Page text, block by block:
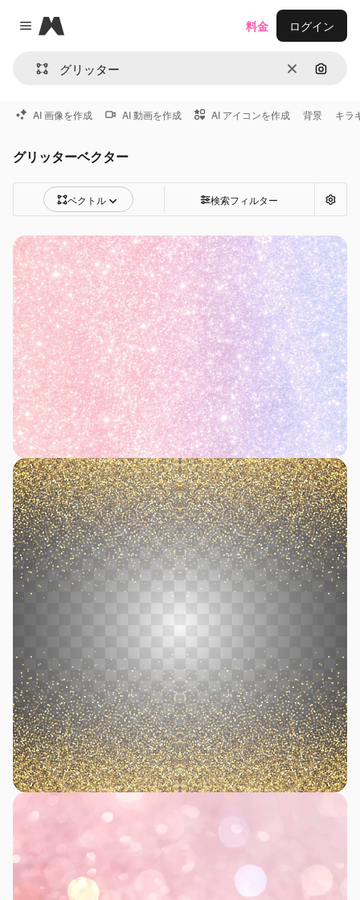
Close menu
Magnific
消去 画像で
料金 ログイン
AI 画像を作成 AI 動画を作成 AI アイコンを作成 背景 キラ
グリッターベクター
ベクトル 検索フィルター